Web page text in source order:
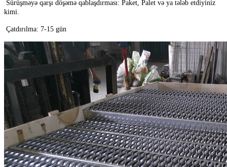
Sürüşməyə qarşı döşəmə qablaşdırması: Paket, Palet və ya tələb etdiyiniz
kimi.
Çatdırılma: 7-15 gün